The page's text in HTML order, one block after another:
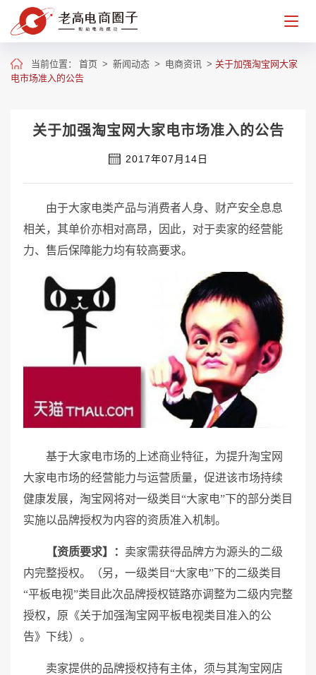
当前位置： 首页 > 新闻动态 > 电商资讯 > 关于加强淘宝网大家
电市场准入的公告
关于加强淘宝网大家电市场准入的公告
2017年07月14日
由于大家电类产品与消费者人身、财产安全息息
相关，其单价亦相对高昂，因此，对于卖家的经营能
力、售后保障能力均有较高要求。
基于大家电市场的上述商业特征，为提升淘宝网
大家电市场的经营能力与运营质量，促进该市场持续
健康发展，淘宝网将对一级类目“大家电”下的部分类目
实施以品牌授权为内容的资质准入机制。
【资质要求】： 卖家需获得品牌方为源头的二级
内完整授权。（另，一级类目“大家电”下的二级类目
“平板电视”类目此次品牌授权链路亦调整为二级内完整
授权，原《关于加强淘宝网平板电视类目准入的公
告》下线）。
卖家提供的品牌授权持有主体，须与其淘宝网店